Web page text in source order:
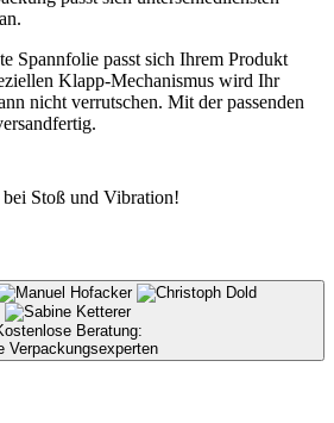
Spannfolie passt sich Ihrem Produkt
Klapp-Mechanismus wird Ihr
nicht verrutschen. Mit der passenden
Stoß und Vibration!
Beratung:
Verpackungsexperten